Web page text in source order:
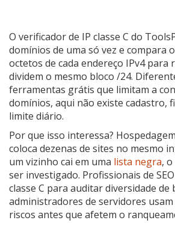
O verificador de IP classe C do
domínios de uma só vez e compara
octetos de cada endereço IPv4 para
dividem o mesmo bloco /24.
ferramentas grátis que limitam a
domínios, aqui não existe cadastro,
limite diário.
Por que isso interessa?
coloca dezenas de sites no mesmo
um vizinho cai em uma lista negra,
ser investigado. Profissionais de
classe C para auditar diversidade de
administradores de servidores
riscos antes que afetem o